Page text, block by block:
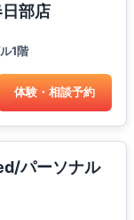
部店
1階
体験・相談予約
パーソナル